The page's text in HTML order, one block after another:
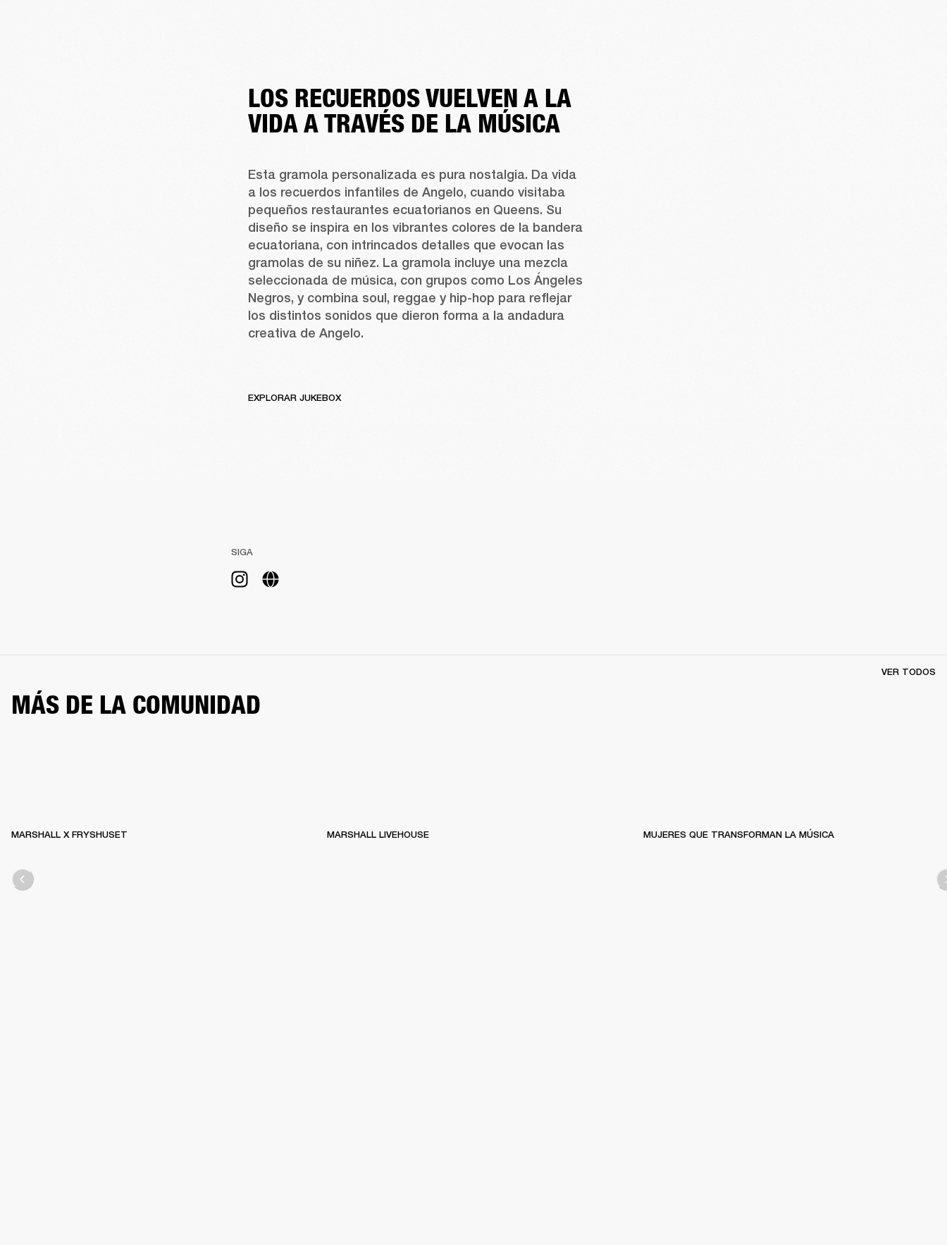
LOS RECUERDOS VUELVEN A LA
VIDA A TRAVÉS DE LA MÚSICA
Esta gramola personalizada es pura nostalgia. Da vida
a los recuerdos infantiles de Angelo, cuando visitaba
pequeños restaurantes ecuatorianos en Queens. Su
diseño se inspira en los vibrantes colores de la bandera
ecuatoriana, con intrincados detalles que evocan las
gramolas de su niñez. La gramola incluye una mezcla
seleccionada de música, con grupos como Los Ángeles
Negros, y combina soul, reggae y hip-hop para reflejar
los distintos sonidos que dieron forma a la andadura
creativa de Angelo.
EXPLORAR JUKEBOX
SIGA
MÁS DE LA COMUNIDAD
VER TODOS
MARSHALL X FRYSHUSET MARSHALL LIVEHOUSE MUJERES QUE TRANSFORMAN LA MÚSICA